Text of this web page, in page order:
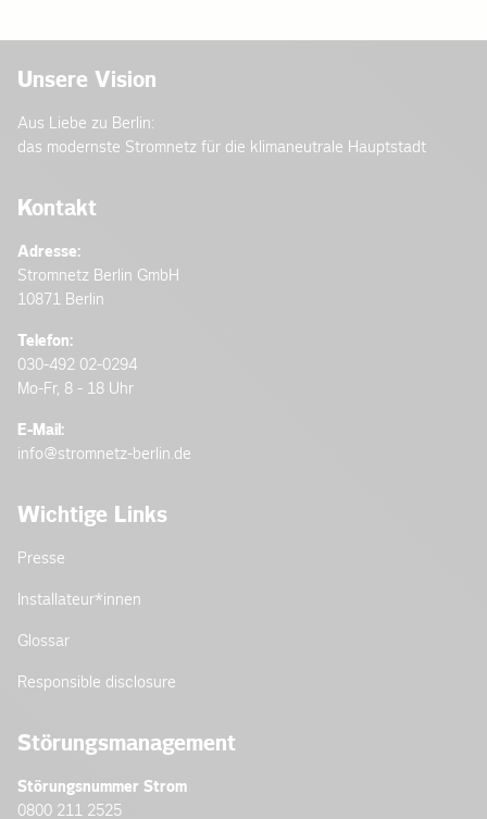
Unsere Vision
Aus Liebe zu Berlin:
das modernste Stromnetz für die klimaneutrale Hauptstadt
Kontakt
Adresse:
Stromnetz Berlin GmbH
10871 Berlin
Telefon:
030-492 02-0294
Mo-Fr, 8 - 18 Uhr
E-Mail:
info@stromnetz-berlin.de
Wichtige Links
Presse
Installateur­*innen
Glossar
Responsible disclosure
Störungsmanagement
Störungsnummer Strom
0800 211 2525